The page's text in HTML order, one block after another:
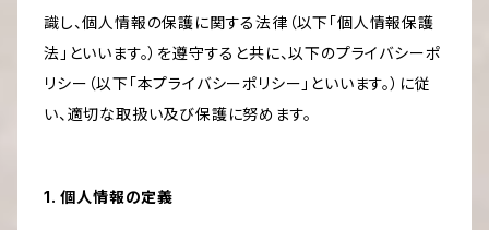
識し、個人情報の保護に関する法律（以下「個人情報保護
法」といいます。）を遵守すると共に、以下のプライバシーポ
リシー（以下「本プライバシーポリシー」といいます。）に従
い、適切な取扱い及び保護に努めます。
1. 個人情報の定義